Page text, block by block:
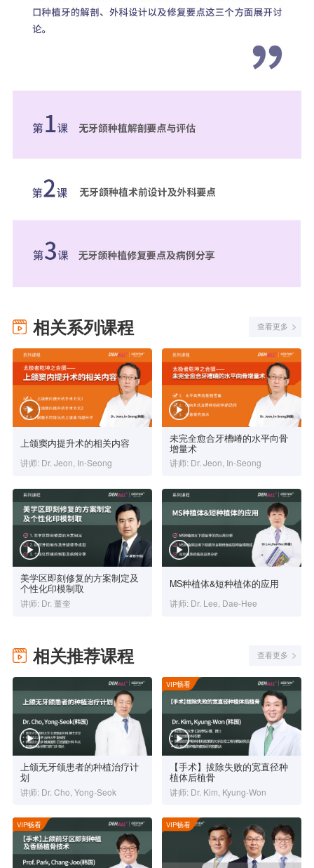
相关系列课程 查看更多
上颌窦内提升术的相关内容
讲师: Dr. Jeon, In-Seong
未完全愈合牙槽嵴的水平向骨
增量术
讲师: Dr. Jeon, In-Seong
美学区即刻修复的方案制定及
个性化印模制取
讲师: Dr. 董奎
MS种植体&短种植体的应用
讲师: Dr. Lee, Dae-Hee
相关推荐课程 查看更多
上颌无牙颌患者的种植治疗计
划
讲师: Dr. Cho, Yong-Seok
VIP畅看
【手术】拔除失败的宽直径种
植体后植骨
讲师: Dr. Kim, Kyung-Won
VIP畅看 VIP畅看